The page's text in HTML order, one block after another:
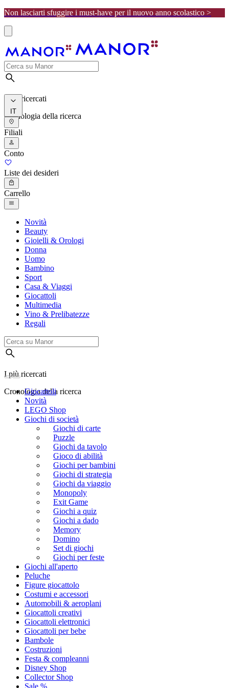
Non lasciarti sfuggire i must-have per il nuovo anno scolastico >
I più ricercati
Cronologia della ricerca
IT
Filiali
Conto
Liste dei desideri
Carrello
Novità
Beauty
Gioielli & Orologi
Donna
Uomo
Bambino
Sport
Casa & Viaggi
Giocattoli
Multimedia
Vino & Prelibatezze
Regali
I più ricercati
Cronologia della ricerca
Giocattoli
Novità
LEGO Shop
Giochi di società
Giochi di carte
Puzzle
Giochi da tavolo
Gioco di abilità
Giochi per bambini
Giochi di strategia
Giochi da viaggio
Monopoly
Exit Game
Giochi a quiz
Giochi a dado
Memory
Domino
Set di giochi
Giochi per feste
Giochi all'aperto
Peluche
Figure giocattolo
Costumi e accessori
Automobili & aeroplani
Giocattoli creativi
Giocattoli elettronici
Giocattoli per bebe
Bambole
Costruzioni
Festa & compleanni
Disney Shop
Collector Shop